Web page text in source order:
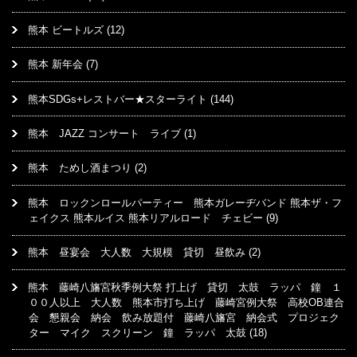
熊本 ビートルズ (12)
熊本 新年会 (7)
熊本SDGs+レストバー★スターライト (144)
熊本 JAZZ コンサート ライブ (1)
熊本 ためし酒まつり (2)
熊本 ロックンロールパーティー 熊本ガレーヂバンド 熊本ザ・フ
ェイクス 熊本ルイス 熊本リアルロード チェビー (9)
熊本 昼宴会 大人数 大規模 貸切 昼飲み (2)
熊本 藤崎八旛宮秋季例大祭 打上げ 貸切 太鼓 ラッパ 鐘 １
００人以上 大人数 熊本市打ち上げ 藤崎宮例大祭 高校OB連合
会 懇親会 納会 飲み放題付 藤崎八旛宮 納会式 プロジェク
ター マイク スクリーン 鐘 ラッパ 太鼓 (18)